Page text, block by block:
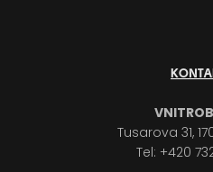
Tusarova 31,
Tel: +420